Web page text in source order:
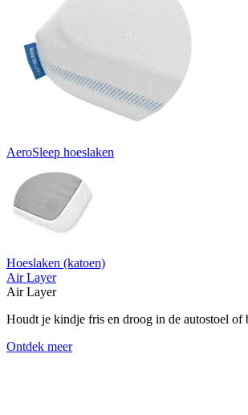
AeroSleep hoeslaken
Hoeslaken (katoen)
Air Layer
Air Layer
Houdt je kindje fris en droog in de autostoel of
Ontdek meer